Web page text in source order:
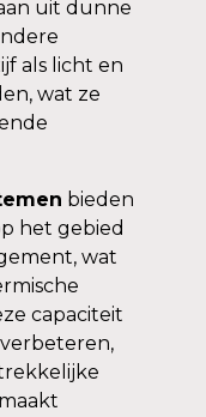
​​uit dunne
als licht en
wat ze
bieden
het gebied
wat
capaciteit